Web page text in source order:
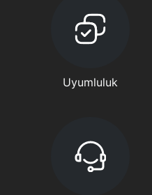
Uyumluluk